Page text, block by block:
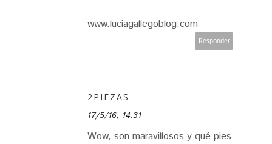
www.luciagallegoblog.com
Responder
2PIEZAS
17/5/16, 14:31
Wow, son maravillosos y qué pies